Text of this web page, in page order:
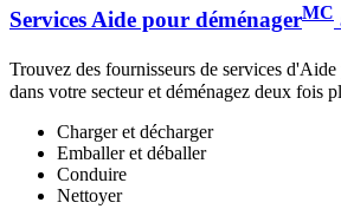
Services Aide pour déménagerMC
Trouvez des fournisseurs de services
dans votre secteur et déménagez deux fois
Charger et décharger
Emballer et déballer
Conduire
Nettoyer